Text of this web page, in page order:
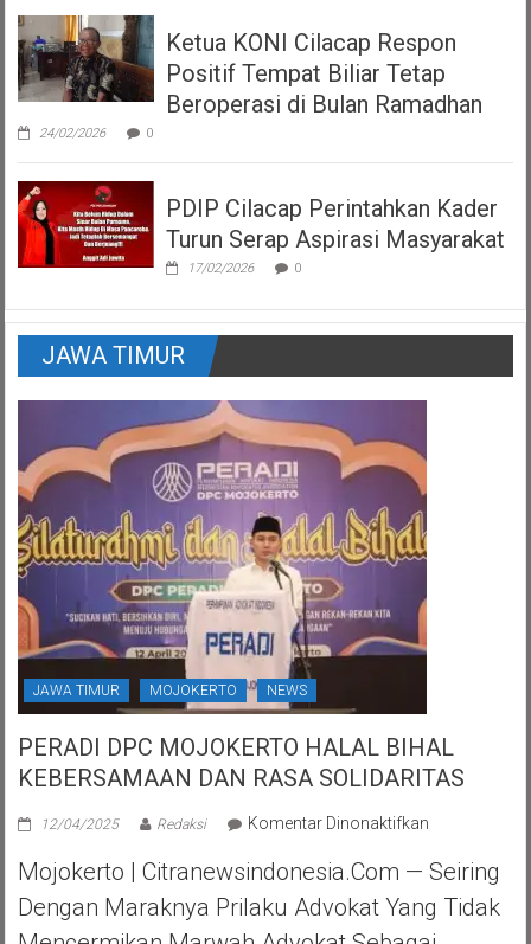
Ketua KONI Cilacap Respon
Positif Tempat Biliar Tetap
Beroperasi di Bulan Ramadhan
24/02/2026 0
PDIP Cilacap Perintahkan Kader
Turun Serap Aspirasi Masyarakat
17/02/2026 0
JAWA TIMUR
JAWA TIMUR MOJOKERTO NEWS
PERADI DPC MOJOKERTO HALAL BIHAL
KEBERSAMAAN DAN RASA SOLIDARITAS
12/04/2025 Redaksi Komentar Dinonaktifkan
DPC
MOJOKERTO
HALAL
Mojokerto | Citranewsindonesia.com — Seiring
Dengan Maraknya Prilaku Advokat Yang Tidak